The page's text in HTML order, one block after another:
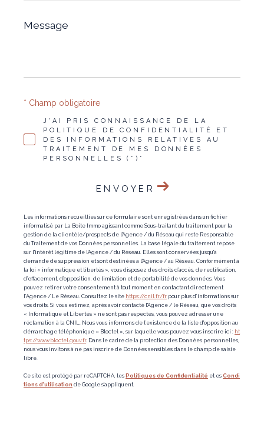
Message
*
J'AI PRIS CONNAISSANCE DE LA
POLITIQUE DE CONFIDENTIALITÉ ET
DES INFORMATIONS RELATIVES AU
TRAITEMENT DE MES DONNÉES
PERSONNELLES (*)*
* Champ obligatoire
ENVOYER
Les informations recueillies sur ce formulaire sont enregistrées dans un fichier
informatisé par La Boite Immo agissant comme Sous-traitant du traitement pour la
gestion de la clientèle/prospects de l'Agence / du Réseau qui reste Responsable
du Traitement de vos Données personnelles. La base légale du traitement repose
sur l'intérêt légitime de l'Agence / du Réseau. Elles sont conservées jusqu'à
demande de suppression et sont destinées à l'Agence / au Réseau. Conformément à
la loi « informatique et libertés », vous disposez des droits d’accès, de rectification,
d’effacement, d’opposition, de limitation et de portabilité de vos données. Vous
pouvez retirer votre consentement à tout moment en contactant directement
l’Agence / Le Réseau. Consultez le site https://cnil.fr/fr pour plus d’informations sur
vos droits. Si vous estimez, après avoir contacté l'Agence / le Réseau, que vos droits
« Informatique et Libertés » ne sont pas respectés, vous pouvez adresser une
réclamation à la CNIL. Nous vous informons de l’existence de la liste d'opposition au
démarchage téléphonique « Bloctel », sur laquelle vous pouvez vous inscrire ici : ht
tps://www.bloctel.gouv.fr. Dans le cadre de la protection des Données personnelles,
nous vous invitons à ne pas inscrire de Données sensibles dans le champ de saisie
libre.
Ce site est protégé par reCAPTCHA, les Politiques de Confidentialité et es Condi
tions d'utilisation de Google s'appliquent.